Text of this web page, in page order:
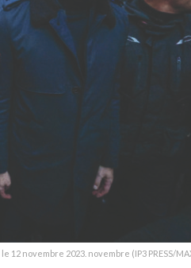
novembre 2023. novembre (IP3 PRESS/